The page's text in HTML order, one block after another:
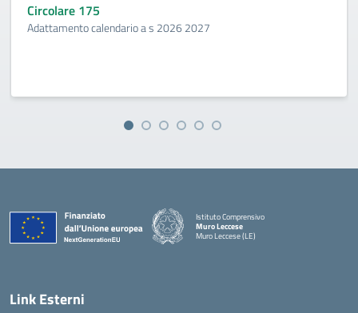
Circolare 175
Adattamento calendario a s 2026 2027
Istituto Comprensivo
Muro Leccese
Muro Leccese (LE)
Link Esterni